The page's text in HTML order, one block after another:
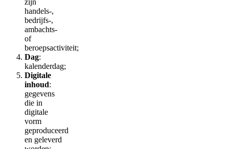
handels-,
bedrijfs-,
ambachts-
of
beroepsactiviteit;
Dag:
kalenderdag;
Digitale
inhoud:
gegevens
die in
digitale
vorm
geproduceerd
en geleverd